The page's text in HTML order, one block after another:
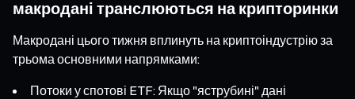
макродані транслюються на крипторинки
Макродані цього тижня вплинуть на криптоіндустрію за
трьома основними напрямками:
Потоки у спотові ETF: Якщо "яструбині" дані